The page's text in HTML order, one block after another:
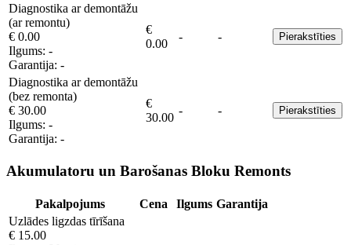
Diagnostika ar demontāžu
(ar remontu)
€ 0.00
Ilgums: -
Garantija: -
€
0.00
- - Pierakstīties
Diagnostika ar demontāžu
(bez remonta)
€ 30.00
Ilgums: -
Garantija: -
€
30.00
- - Pierakstīties
Akumulatoru un Barošanas Bloku Remonts
Pakalpojums Cena Ilgums Garantija
Uzlādes ligzdas tīrīšana
€ 15.00